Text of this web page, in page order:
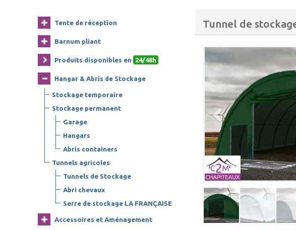
Tente de réception
Barnum pliant
Produits disponibles en 24/48h
Hangar & Abris de Stockage
Stockage temporaire
Stockage permanent
Garage
Hangars
Abris containers
Tunnels agricoles
Tunnels de Stockage
Abri chevaux
Serre de stockage LA FRANÇAISE
Accessoires et Aménagement
Tunnel de